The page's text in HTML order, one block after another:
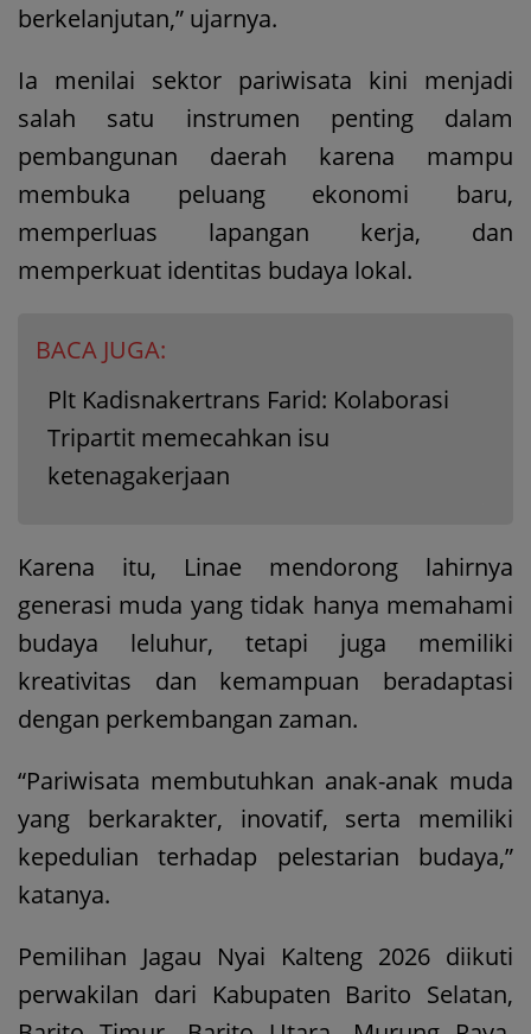
berkelanjutan,” ujarnya.
Ia menilai sektor pariwisata kini menjadi
salah satu instrumen penting dalam
pembangunan daerah karena mampu
membuka peluang ekonomi baru,
memperluas lapangan kerja, dan
memperkuat identitas budaya lokal.
BACA JUGA:
Plt Kadisnakertrans Farid: Kolaborasi
Tripartit memecahkan isu
ketenagakerjaan
Karena itu, Linae mendorong lahirnya
generasi muda yang tidak hanya memahami
budaya leluhur, tetapi juga memiliki
kreativitas dan kemampuan beradaptasi
dengan perkembangan zaman.
“Pariwisata membutuhkan anak-anak muda
yang berkarakter, inovatif, serta memiliki
kepedulian terhadap pelestarian budaya,”
katanya.
Pemilihan Jagau Nyai Kalteng 2026 diikuti
perwakilan dari Kabupaten Barito Selatan,